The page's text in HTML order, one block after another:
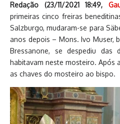
Redação (23/11/2021 18:49,
primeiras cinco freiras
Salzburgo, mudaram-se para
anos depois – Mons. Ivo Muser,
Bressanone, se despediu das
habitavam neste mosteiro. Após
as chaves do mosteiro ao bispo.